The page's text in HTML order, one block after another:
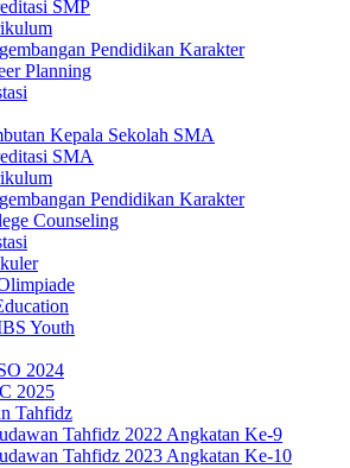
SMP
Pendidikan Karakter
Planning
Kepala Sekolah SMA
SMA
Pendidikan Karakter
Counseling
Youth
2024
2025
Tahfidz
Tahfidz 2022 Angkatan Ke-9
Tahfidz 2023 Angkatan Ke-10